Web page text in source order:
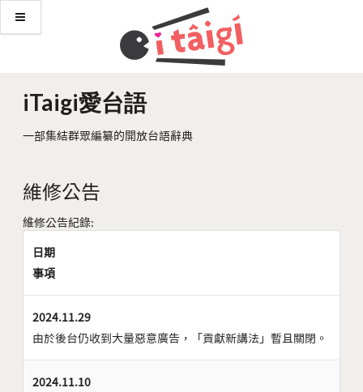
iTaigi愛台語
一部集結群眾編纂的開放台語辭典
維修公告
維修公告紀錄:
日期
事項
2024.11.29
由於後台仍收到大量惡意廣告，「貢獻新講法」暫且關閉。
2024.11.10